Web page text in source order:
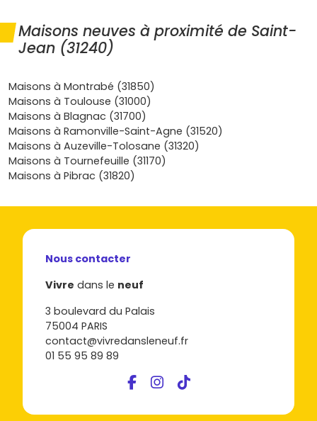
différents promoteurs présents sur la commune : certains
proposent des options de personnalisation, d’autres
misent sur la domotique ou des rangements intégrés qui
Découvre dès maintenant les programmes disponibles
sur Vivre dans le neuf, filtre par quartier, calendrier de
livraison et budget, et repère la parcelle ou le modèle qui
te correspond : que tu souhaites y habiter ou investir, ton
projet demaison neuve à Saint-Jean
commence ici,
sereinement et en toute transparence.
Maisons neuves à proximité de Saint-
Jean (31240)
Maisons à Montrabé (31850)
Maisons à Toulouse (31000)
Maisons à Blagnac (31700)
Maisons à Ramonville-Saint-Agne (31520)
Maisons à Auzeville-Tolosane (31320)
Maisons à Tournefeuille (31170)
Maisons à Pibrac (31820)
Nous contacter
Vivre dans le neuf
3 boulevard du Palais
75004 PARIS
contact@vivredansleneuf.fr
01 55 95 89 89